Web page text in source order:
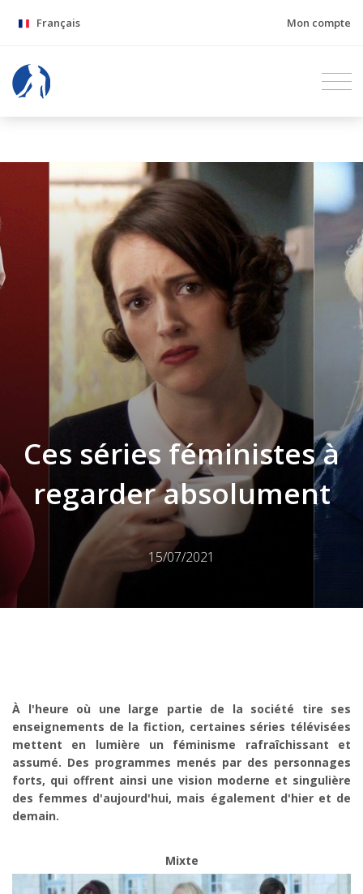
Français Mon compte
Ces séries féministes à
regarder absolument
15/07/2021
À l'heure où une large partie de la société tire ses
enseignements de la fiction, certaines séries télévisées
mettent en lumière un féminisme rafraîchissant et
assumé. Des programmes menés par des personnages
forts, qui offrent ainsi une vision moderne et singulière
des femmes d'aujourd'hui, mais également d'hier et de
demain.
Mixte